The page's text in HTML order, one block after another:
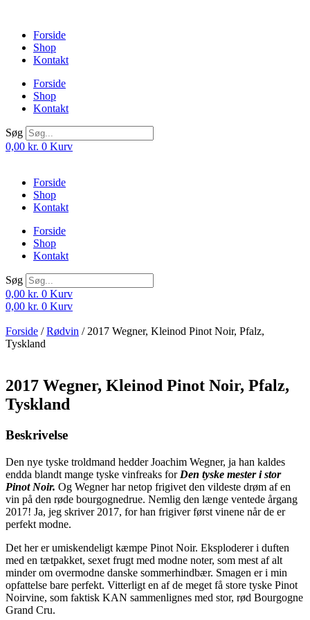
indholdForside
Shop
Kontakt
Forside
Shop
Kontakt
Søg
0,00 kr. 0 Kurv
Forside
Shop
Kontakt
Forside
Shop
Kontakt
Søg
0,00 kr. 0 Kurv
0,00 kr. 0 Kurv
Forside /Rødvin / 2017 Wegner, Kleinod Pinot Noir, Pfalz,
Tyskland
2017 Wegner, Kleinod Pinot Noir, Pfalz,
Tyskland
Beskrivelse
Den nye tyske troldmand hedder Joachim Wegner, ja han kaldes
endda blandt mange tyske vinfreaks for Den tyske mester i stor
Pinot Noir. Og Wegner har netop frigivet den vildeste drøm af en
vin på den røde bourgognedrue. Nemlig den længe ventede årgang
2017! Ja, jeg skriver 2017, for han frigiver først vinene når de er
perfekt modne.
Det her er umiskendeligt kæmpe Pinot Noir. Eksploderer i duften
med en tætpakket, sexet frugt med modne noter, som mest af alt
minder om overmodne danske sommerhindbær. Smagen er i min
opfattelse bare perfekt. Vitterligt en af de meget få store tyske Pinot
Noirvine, som faktisk KAN sammenlignes med stor, rød Bourgogne
Grand Cru.